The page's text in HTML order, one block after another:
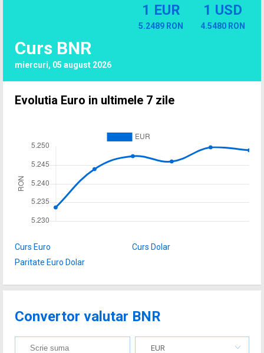
Curs BNR
miercuri, 05 august 2026
1 EUR
5.2489 RON
1 USD
4.5480 RON
Evolutia Euro in ultimele 7 zile
Curs Euro
Curs Dolar
Paritate Euro Dolar
Convertor valutar BNR
EUR